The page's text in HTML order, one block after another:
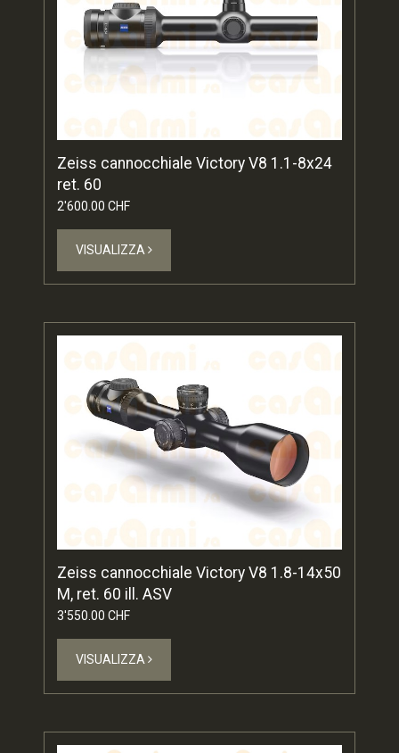
Zeiss cannocchiale Victory V8 1.1-8x24
ret. 60
2'600.00 CHF
VISUALIZZA
Zeiss cannocchiale Victory V8 1.8-14x50
M, ret. 60 ill. ASV
3'550.00 CHF
VISUALIZZA